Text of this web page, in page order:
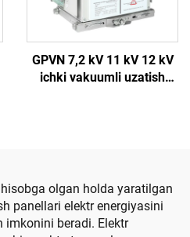
GPVN 7,2 kV 11 kV 12 kV
ichki vakuumli uzatish
olgan holda yaratilgan
panellari elektr energiyasini
beradi. Elektr